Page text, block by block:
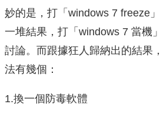
妙的是，打「windows 7 freeze
一堆結果，打「windows 7 當機
討論。而跟據狂人歸納出的結果
法有幾個：
1.換一個防毒軟體